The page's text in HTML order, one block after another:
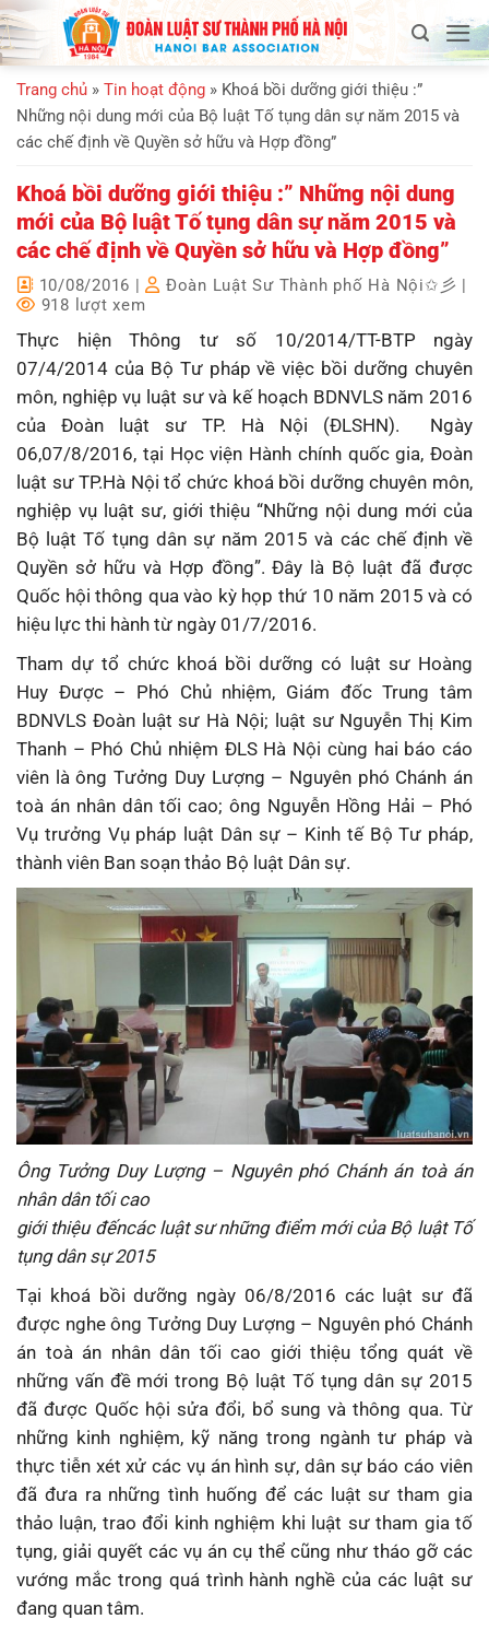
Bỏ
qua
nội
dung
Trang chủ » Tin hoạt động » Khoá bồi dưỡng giới thiệu :”
Những nội dung mới của Bộ luật Tố tụng dân sự năm 2015 và
các chế định về Quyền sở hữu và Hợp đồng”
Khoá bồi dưỡng giới thiệu :” Những nội dung
mới của Bộ luật Tố tụng dân sự năm 2015 và
các chế định về Quyền sở hữu và Hợp đồng”
10/08/2016 | Đoàn Luật Sư Thành phố Hà Nội✩彡 |
918 lượt xem
Thực hiện Thông tư số 10/2014/TT-BTP ngày
07/4/2014 của Bộ Tư pháp về việc bồi dưỡng chuyên
môn, nghiệp vụ luật sư và kế hoạch BDNVLS năm 2016
của Đoàn luật sư TP. Hà Nội (ĐLSHN).
Ngày
06,07/8/2016, tại Học viện Hành chính quốc gia, Đoàn
luật sư TP.Hà Nội tổ chức khoá bồi dưỡng chuyên môn,
nghiệp vụ luật sư, giới thiệu “Những nội dung mới của
Bộ luật Tố tụng dân sự năm 2015 và các chế định về
Quyền sở hữu và Hợp đồng”. Đây là Bộ luật đã được
Quốc hội thông qua vào kỳ họp thứ 10 năm 2015 và có
hiệu lực thi hành từ ngày 01/7/2016.
Tham dự tổ chức khoá bồi dưỡng có luật sư Hoàng
Huy Được – Phó Chủ nhiệm, Giám đốc Trung tâm
BDNVLS Đoàn luật sư Hà Nội; luật sư Nguyễn Thị Kim
Thanh – Phó Chủ nhiệm ĐLS Hà Nội cùng hai báo cáo
viên là ông Tưởng Duy Lượng – Nguyên phó Chánh án
toà án nhân dân tối cao; ông Nguyễn Hồng Hải – Phó
Vụ trưởng Vụ pháp luật Dân sự – Kinh tế Bộ Tư pháp,
thành viên Ban soạn thảo Bộ luật Dân sự.
Ông Tưởng Duy Lượng – Nguyên phó Chánh án toà án
nhân dân tối cao
giới thiệu đếncác luật sư những điểm mới của Bộ luật Tố
tụng dân sự 2015
Tại khoá bồi dưỡng ngày 06/8/2016 các luật sư đã
được nghe ông Tưởng Duy Lượng – Nguyên phó Chánh
án toà án nhân dân tối cao giới thiệu tổng quát về
những vấn đề mới trong Bộ luật Tố tụng dân sự 2015
đã được Quốc hội sửa đổi, bổ sung và thông qua. Từ
những kinh nghiệm, kỹ năng trong ngành tư pháp và
thực tiễn xét xử các vụ án hình sự, dân sự báo cáo viên
đã đưa ra những tình huống để các luật sư tham gia
thảo luận, trao đổi kinh nghiệm khi luật sư tham gia tố
tụng, giải quyết các vụ án cụ thể cũng như tháo gỡ các
vướng mắc trong quá trình hành nghề của các luật sư
đang quan tâm.